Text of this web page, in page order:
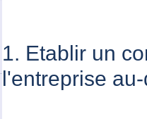
1. Etablir un
l'entreprise